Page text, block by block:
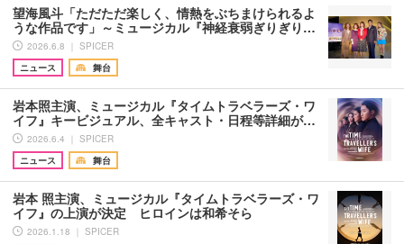
望海風斗「ただただ楽しく、情熱をぶちまけられるよ
うな作品です」～ミュージカル『神経衰弱ぎりぎり…
2026.6.8 ｜ SPICER
ニュース
舞台
岩本照主演、ミュージカル『タイムトラベラーズ・ワ
イフ』キービジュアル、全キャスト・日程等詳細が…
2026.6.4 ｜ SPICER
ニュース
舞台
岩本 照主演、ミュージカル『タイムトラベラーズ・ワ
イフ』の上演が決定 ヒロインは和希そら
2026.1.18 ｜ SPICER